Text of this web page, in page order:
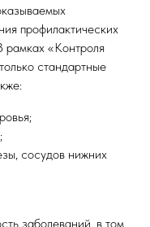
профилактических
рамках «Контроля
стандартные
сосудов нижних
заболеваний, в том